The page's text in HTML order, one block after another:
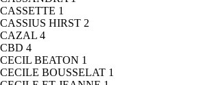
CASSETTE 1
CASSIUS HIRST 2
CAZAL 4
CBD 4
CECIL BEATON 1
CECILE BOUSSELAT 1